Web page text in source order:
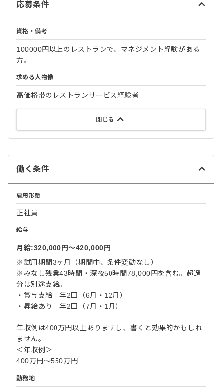
応募条件
資格・備考
100000円以上のレストランで、マネジメント経験がある
方。
求める人物像
高価格帯のレストランサービス経験者
閉じる
働く条件
雇用形態
正社員
給与
月給:320,000円〜420,000円
※試用期間3ヶ月（期間中、条件変動なし）
※みなし残業43時間・深夜50時間78,000円を含む。超過
分は別途支給。
・賞与支給 年2回（6月・12月）
・昇給あり 年2回（7月・1月）
年収例は400万円以上ありますし、書くと効果的かもしれ
ません。
＜年収例＞
400万円～550万円
勤務地